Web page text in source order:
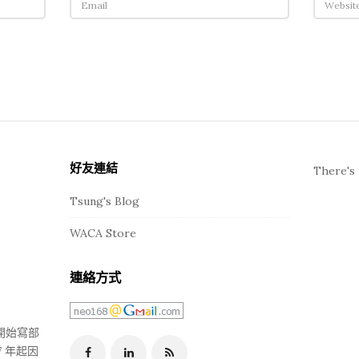
始寫部
年起因
好友連結
Tsung's Blog
WACA Store
連絡方式
There's